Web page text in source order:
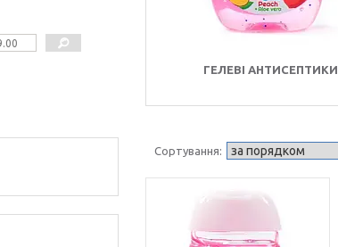
ГЕЛЕВІ АНТИСЕПТИКИ